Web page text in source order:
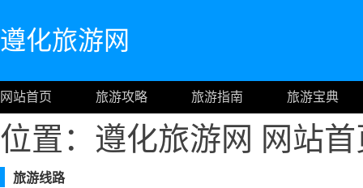
遵化旅游网
网站首页 旅游攻略 旅游指南 旅游宝典
位置：遵化旅游网 网站
旅游线路